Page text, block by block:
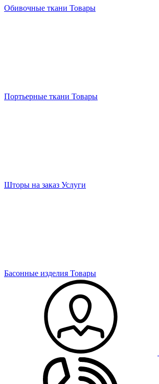
Обивочные ткани Товары
Портьерные ткани Товары
Шторы на заказ Услуги
Басонные изделия Товары